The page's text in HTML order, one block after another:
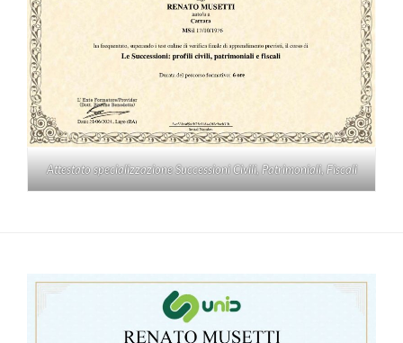
Attestato specializzazione Successioni Civili, Patrimoniali, Fiscali